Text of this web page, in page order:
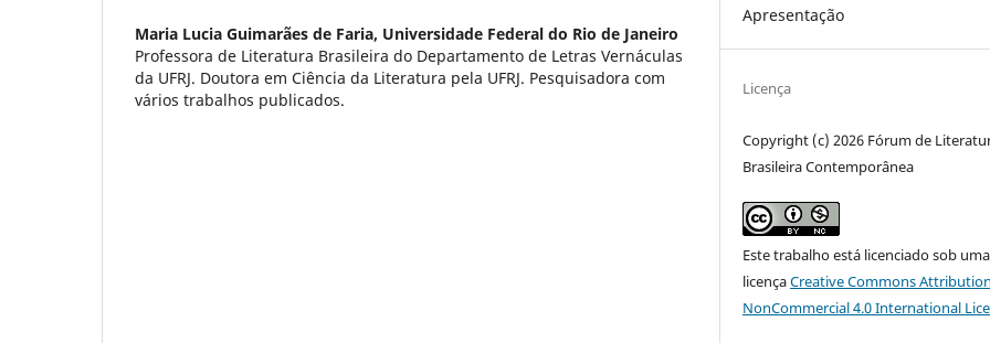
Maria Lucia Guimarães de Faria, Universidade Federal do Rio de Janeiro
Professora de Literatura Brasileira do Departamento de Letras Vernáculas
da UFRJ. Doutora em Ciência da Literatura pela UFRJ. Pesquisadora com
vários trabalhos publicados.
Apresentação
Licença
Copyright (c) 2026 Fórum de
Brasileira Contemporânea
Este trabalho está licenciado sob uma
licençaCreative Commons
NonCommercial 4.0 International